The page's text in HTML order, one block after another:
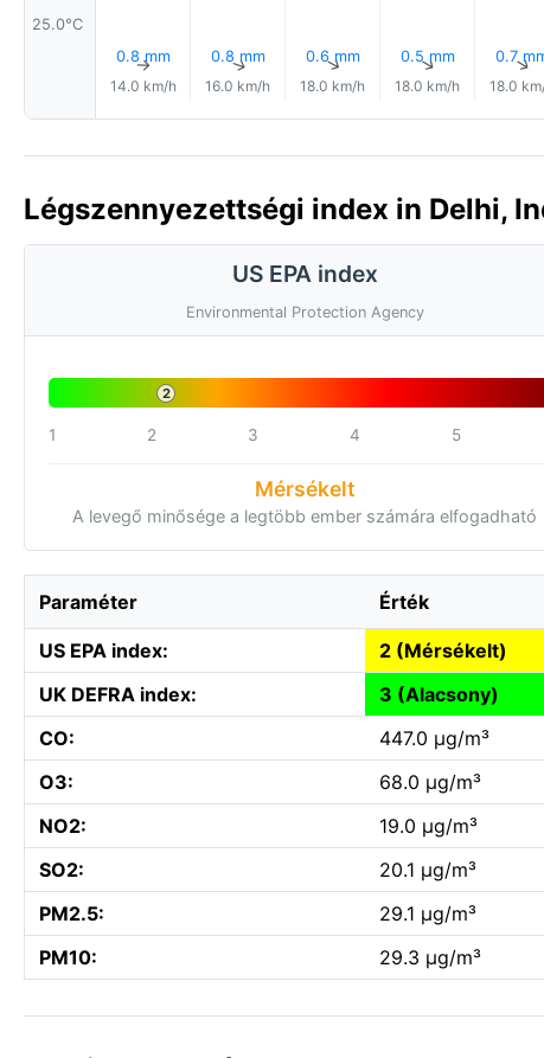
25.0°C
0.8 mm
↑
14.0 km/h
0.8 mm
↑
16.0 km/h
0.6 mm
↑
18.0 km/h
0.5 mm
↑
18.0 km/h
0.7↑
18.0
Légszennyezettségi index in Delhi,
US EPA index
Environmental Protection Agency
2
1 2 3 4 5
Mérsékelt
A levegő minősége a legtöbb ember számára elfogadható
Paraméter Érték
US EPA index:
2 (Mérsékelt)
UK DEFRA index:
3 (Alacsony)
CO:
447.0 µg/m³
O3:
68.0 µg/m³
NO2:
19.0 µg/m³
SO2:
20.1 µg/m³
PM2.5:
29.1 µg/m³
PM10:
29.3 µg/m³